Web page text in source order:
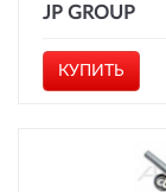
JP GROUP
КУПИТЬ